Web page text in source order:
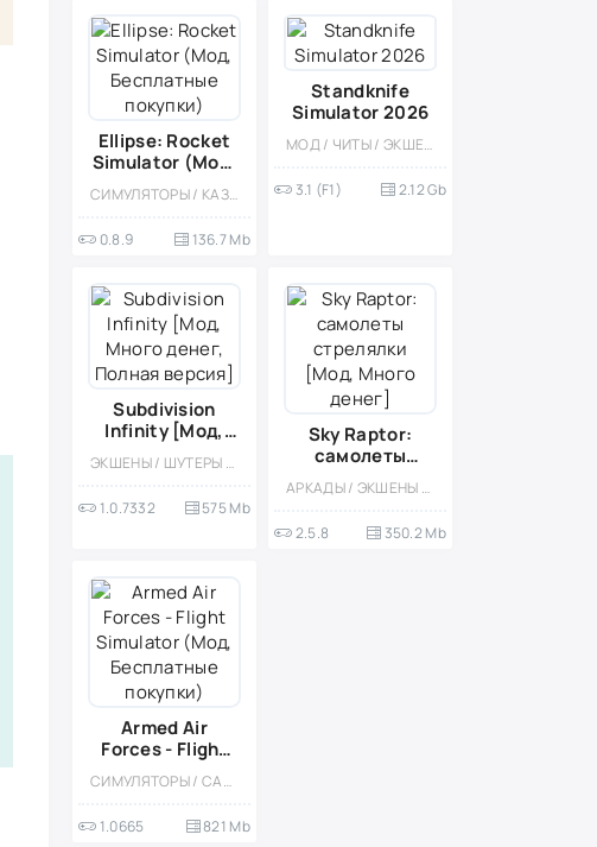
Ellipse: Rocket
Simulator (Мод,
Бесплатные
покупки)
СИМУЛЯТОРЫ / КАЗУАЛЬНЫЕ / ОДНОПОЛЬЗОВАТЕЛЬСКИЕ / РЕАЛИЗМ / ОФЛАЙН
0.8.9 136.7 Mb
Standknife
Simulator 2026
МОД / ЧИТЫ / ЭКШЕНЫ / МНОГОПОЛЬЗОВАТЕЛЬСКАЯ / 3D / ПРИВАТКИ
3.1 (F1) 2.12 Gb
Subdivision
Infinity [Мод,
Много денег,
Полная версия]
ЭКШЕНЫ / ШУТЕРЫ / ГОНОЧНЫЙ ШУТЕР / КОСМОС / НАУЧНАЯ ФАНТАСТИКА / ОДНОПОЛЬЗОВАТЕЛЬСКИЕ / СТИЛИЗАЦИЯ / ОФЛАЙН / 3D / СЮЖЕТНЫЕ ИГРЫ / МОД / БУДУЮЩИЕ
1.0.7332 575 Mb
Sky Raptor:
самолеты
стрелялки
[Мод, Много АРКАДЫ / ЭКШЕНЫ / ШУТЕРЫ / КАЗУАЛЬНЫЕ / ОДНОПОЛЬЗОВАТЕЛЬСКИЕ / СТИЛИЗАЦИЯ / НАУЧНАЯ ФАНТАСТИКА / КОСМОС / ОФЛАЙН / МОД / ВИД СВЕРХУ / БОССЫ
2.5.8 350.2 Mb
Armed Air
Forces - Flight
Simulator (Мод,
БесплатныеСИМУЛЯТОРЫ / САМОЛЁТЫ / УПРАВЛЕНИЕ / РЕАЛИЗМ / ОДНОПОЛЬЗОВАТЕЛЬСКИЕ / СТИЛИЗАЦИЯ
1.0665 821 Mb